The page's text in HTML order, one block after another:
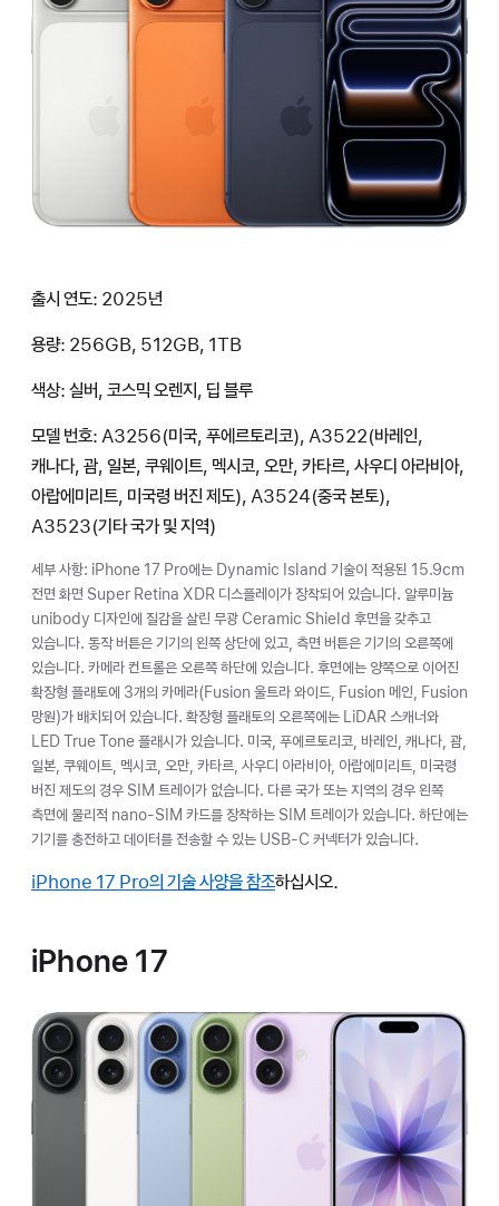
출시 연도: 2025년
용량: 256GB, 512GB, 1TB
색상: 실버, 코스믹 오렌지, 딥 블루
모델 번호: A3256(미국, 푸에르토리코), A3522(바레인,
캐나다, 괌, 일본, 쿠웨이트, 멕시코, 오만, 카타르, 사우디 아라비아,
아랍에미리트, 미국령 버진 제도), A3524(중국 본토),
A3523(기타 국가 및 지역)
세부 사항: iPhone 17 Pro에는 Dynamic Island 기술이 적용된 15.9cm
전면 화면 Super Retina XDR 디스플레이가 장착되어 있습니다. 알루미늄
unibody 디자인에 질감을 살린 무광 Ceramic Shield 후면을 갖추고
있습니다. 동작 버튼은 기기의 왼쪽 상단에 있고, 측면 버튼은 기기의 오른쪽에
있습니다. 카메라 컨트롤은 오른쪽 하단에 있습니다. 후면에는 양쪽으로 이어진
확장형 플래토에 3개의 카메라(Fusion 울트라 와이드, Fusion 메인, Fusion
망원)가 배치되어 있습니다. 확장형 플래토의 오른쪽에는 LiDAR 스캐너와
LED True Tone 플래시가 있습니다. 미국, 푸에르토리코, 바레인, 캐나다, 괌,
일본, 쿠웨이트, 멕시코, 오만, 카타르, 사우디 아라비아, 아랍에미리트, 미국령
버진 제도의 경우 SIM 트레이가 없습니다. 다른 국가 또는 지역의 경우 왼쪽
측면에 물리적 nano-SIM 카드를 장착하는 SIM 트레이가 있습니다. 하단에는
기기를 충전하고 데이터를 전송할 수 있는 USB-C 커넥터가 있습니다.
iPhone 17 Pro의 기술 사양을 참조하십시오.
iPhone 17